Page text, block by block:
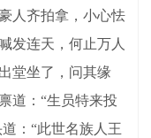
人齐拍拿，小心怯
发连天，何止万人
堂坐了，问其缘
道：“生员特来投
：“此世名族人王